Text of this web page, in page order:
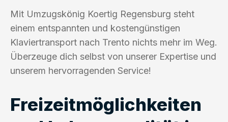
Mit Umzugskönig Koertig Regensburg steht
einem entspannten und kostengünstigen
Klaviertransport nach Trento nichts mehr im Weg.
Überzeuge dich selbst von unserer Expertise und
unserem hervorragenden Service!
Freizeitmöglichkeiten